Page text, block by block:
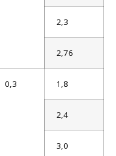
2,3
2,76
0,3 1,8
2,4
3,0